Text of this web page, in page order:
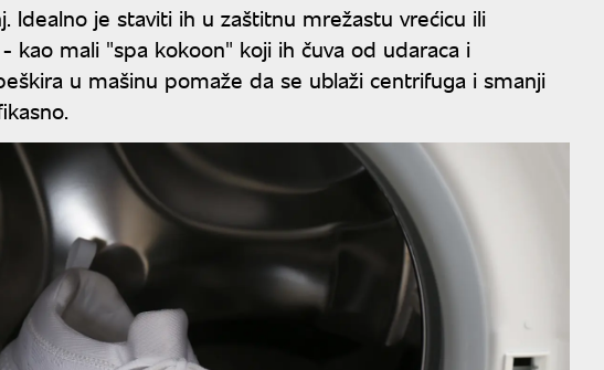
Idealno je staviti ih u zaštitnu mrežastu vrećicu ili
kao mali "spa kokoon" koji ih čuva od udaraca i
u mašinu pomaže da se ublaži centrifuga i smanji